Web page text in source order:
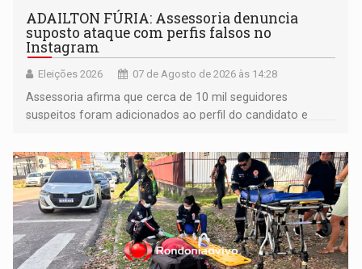
ADAILTON FÚRIA: Assessoria denuncia
suposto ataque com perfis falsos no
Instagram
Eleições 2026 07 de Agosto de 2026 às 14:28
Assessoria afirma que cerca de 10 mil seguidores
suspeitos foram adicionados ao perfil do candidato e
remover as contas